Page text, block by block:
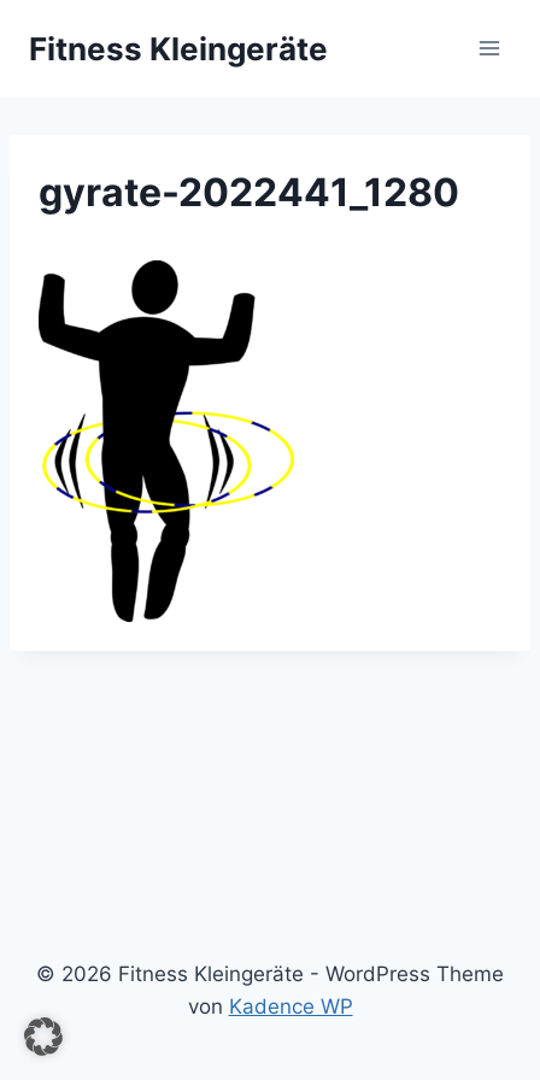
InhaltFitness Kleingeräte
gyrate-2022441_1280
© 2026 Fitness Kleingeräte - WordPress Theme
von Kadence WP